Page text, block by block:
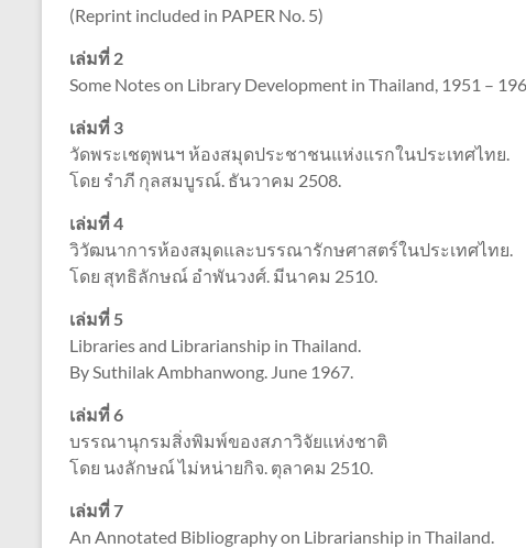
(Reprint included in PAPER No. 5)
เล่มที่ 2
Some Notes on Library Development in Thailand, 1951 –
เล่มที่ 3
วัดพระเชตุพนฯ ห้องสมุดประชาชนแห่งแรกในประเทศไทย.
โดย รำภี กุลสมบูรณ์. ธันวาคม 2508.
เล่มที่ 4
วิวัฒนาการห้องสมุดและบรรณารักษศาสตร์ในประเทศไทย.
โดย สุทธิลักษณ์ อำพันวงศ์. มีนาคม 2510.
เล่มที่ 5
Libraries and Librarianship in Thailand.
By Suthilak Ambhanwong. June 1967.
เล่มที่ 6
บรรณานุกรมสิ่งพิมพ์ของสภาวิจัยแห่งชาติ
โดย นงลักษณ์ ไม่หน่ายกิจ. ตุลาคม 2510.
เล่มที่ 7
An Annotated Bibliography on Librarianship in Thailand.